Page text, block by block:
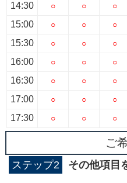
14:30
15:00
15:30
16:00
16:30
17:00
17:30
○
○
○
○
○
○
○
○
○
○
○
○
○
○
○
○
○
○
○
○
○
ご
ステップ2 その他項目